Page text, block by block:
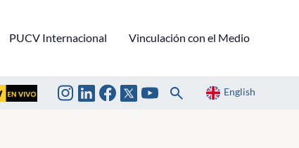
PUCV Internacional Vinculación con el Medio
English